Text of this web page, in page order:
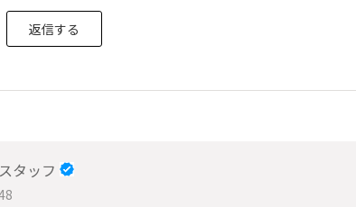
返信する
タッフ